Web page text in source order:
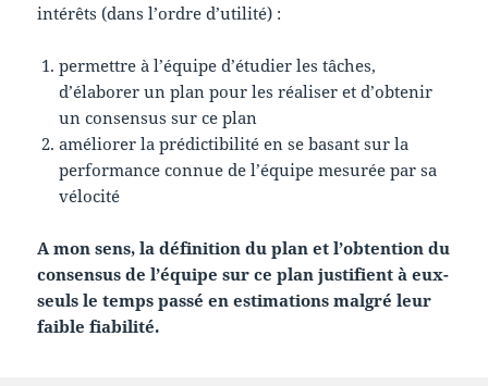
intérêts (dans l’ordre d’utilité) :
permettre à l’équipe d’étudier les tâches,
d’élaborer un plan pour les réaliser et d’obtenir
un consensus sur ce plan
améliorer la prédictibilité en se basant sur la
performance connue de l’équipe mesurée par sa
vélocité
A mon sens, la définition du plan et l’obtention du
consensus de l’équipe sur ce plan justifient à eux-
seuls le temps passé en estimations malgré leur
faible fiabilité.